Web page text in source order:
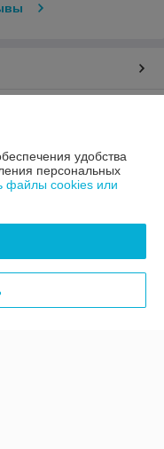
удобства
персональных
файлы cookies или